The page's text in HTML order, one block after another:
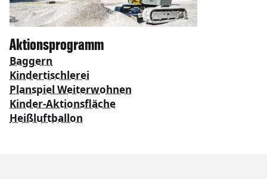
Aktionsprogramm
Baggern
Kindertischlerei
Planspiel Weiterwohnen
Kinder-Aktionsfläche
Heißluftballon